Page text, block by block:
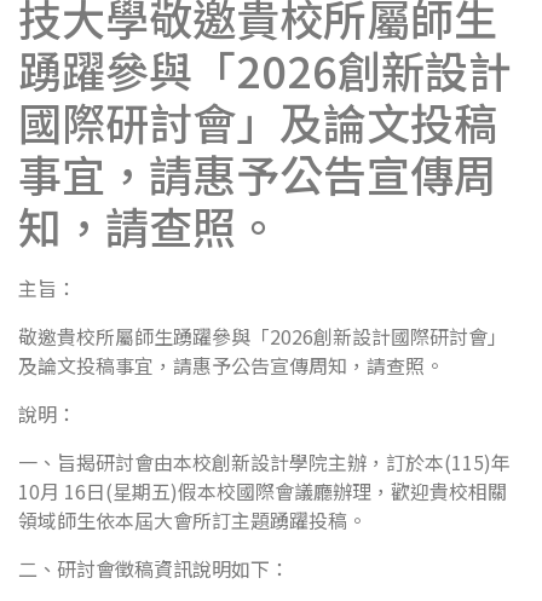
技大學敬邀貴校所屬師生
踴躍參與「2026創新設計
國際研討會」及論文投稿
事宜，請惠予公告宣傳周
知，請查照。
主旨：
敬邀貴校所屬師生踴躍參與「2026創新設計國際研討會」
及論文投稿事宜，請惠予公告宣傳周知，請查照。
說明：
一、旨揭研討會由本校創新設計學院主辦，訂於本(115)年
10月 16日(星期五)假本校國際會議廳辦理，歡迎貴校相關
領域師生依本屆大會所訂主題踴躍投稿。
二、研討會徵稿資訊說明如下：